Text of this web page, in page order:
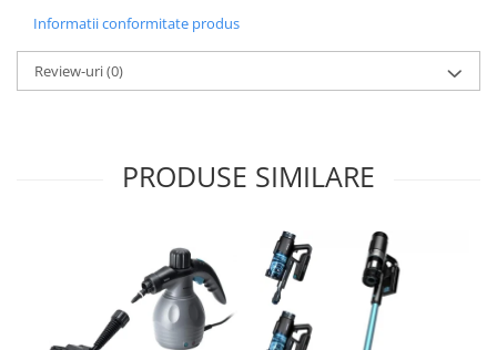
Informatii conformitate produs
Review-uri(0)
PRODUSE SIMILARE